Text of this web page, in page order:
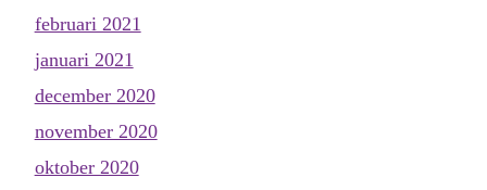
februari 2021
januari 2021
december 2020
november 2020
oktober 2020